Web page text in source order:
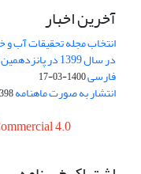
آخرین اخبار
انتخاب مجله تحقیقات آب و
در سال 1399 در
فارسی1400-03-17
انتشار به صورت ماهنامه03-27
4.0